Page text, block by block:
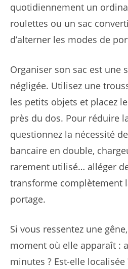
quotidiennement un
roulettes ou un sac
d’alterner les modes de
Organiser son sac est une
négligée. Utilisez une
les petits objets et placez
près du dos. Pour réduire
questionnez la nécessité
bancaire en double,
rarement utilisé… alléger
transforme complètement
portage.
Si vous ressentez une
moment où elle apparaît :
minutes ? Est-elle